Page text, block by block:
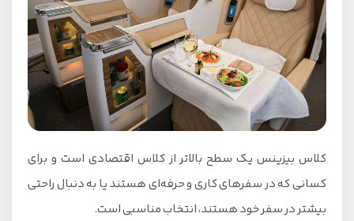
کلاس بیزینس یک سطح بالاتر از کلاس اقتصادی است و برای
کسانی که در سفرهای کاری و حرفه‌ای هستند یا به دنبال راحتی
بیشتر در سفر خود هستند، انتخاب مناسبی است.